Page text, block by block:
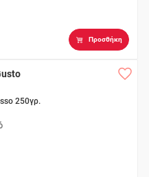
Προσθήκη
250γρ.